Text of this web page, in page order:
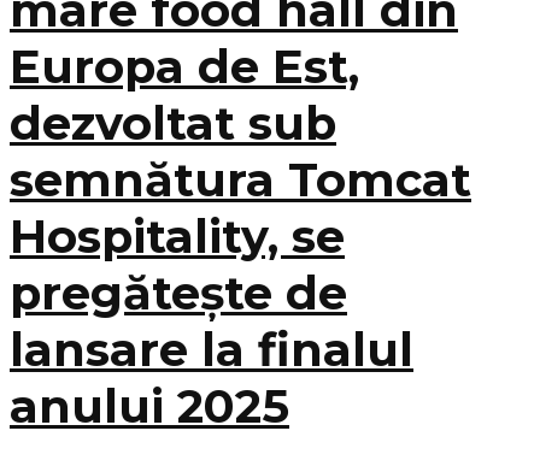
Europa de Est,
dezvoltat sub
semnătura Tomcat
Hospitality, se
pregătește de
lansare la finalul
anului 2025